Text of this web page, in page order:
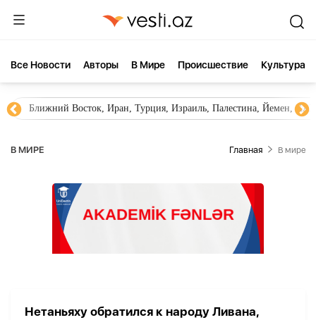
Все Новости Aвторы В Мире Происшествие Культура
Ближний Восток, Иран, Турция, Израиль, Палестина, Йемен,
В МИРЕ Главная В мире
Нетаньяху обратился к народу Ливана,